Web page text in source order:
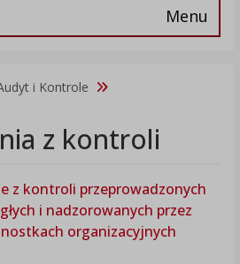
Menu
i Kontrole
z kontroli
z kontroli przeprowadzonych
i nadzorowanych przez
organizacyjnych